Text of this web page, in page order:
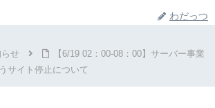
わだっつ
せ
【6/19 02：00-08：00】サーバー事業
サイト停止について